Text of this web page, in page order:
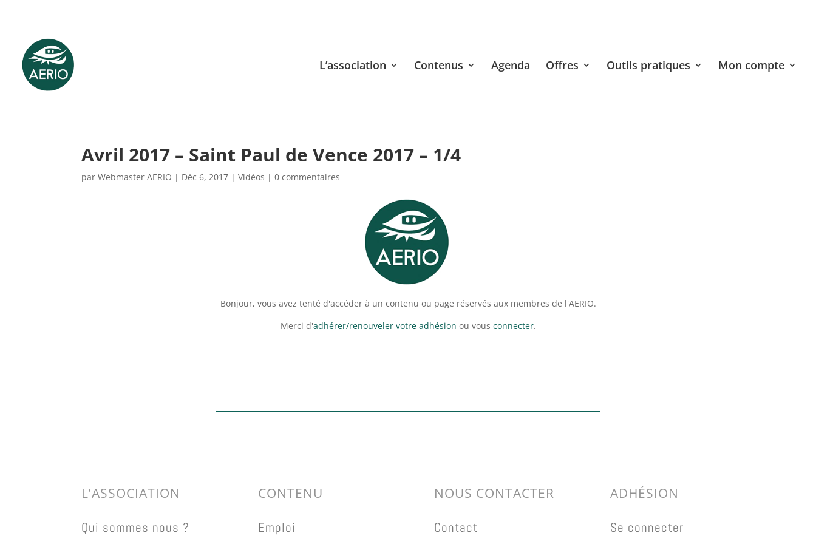
L’association Contenus Agenda Offres Outils pratiques Mon compte
Avril 2017 – Saint Paul de Vence 2017 – 1/4
parWebmaster AERIO | Déc 6, 2017 |Vidéos |0 commentaires
Bonjour, vous avez tenté d'accéder à un contenu ou page réservés aux membres de l'AERIO.
Merci d'adhérer/renouveler votre adhésion ou vous connecter.
L’ASSOCIATION
Qui sommes nous ?
CONTENU
Emploi
NOUS CONTACTER
Contact
ADHÉSION
Se connecter